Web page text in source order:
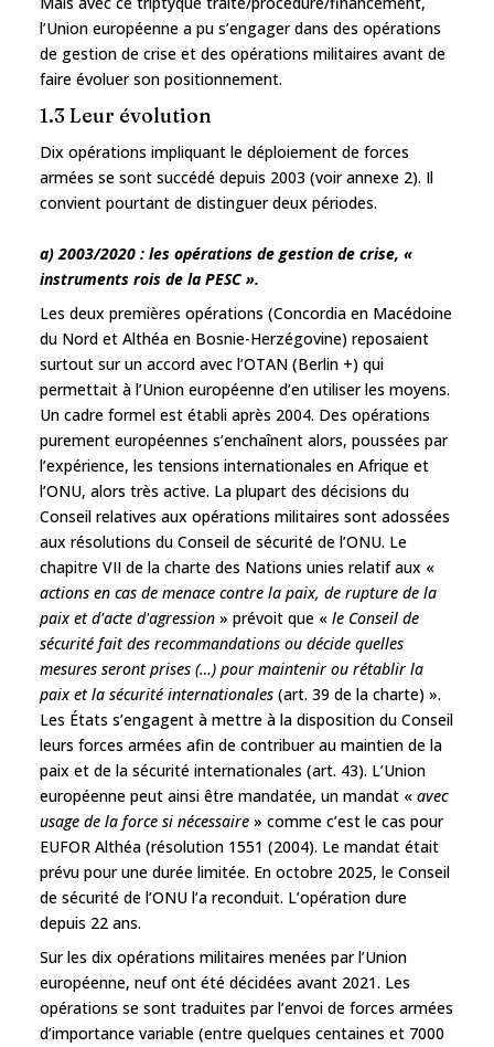
l’Union européenne a pu s’engager dans des opérations
de gestion de crise et des opérations militaires avant de
faire évoluer son positionnement.
1.3 Leur évolution
Dix opérations impliquant le déploiement de forces
armées se sont succédé depuis 2003 (voir annexe 2). Il
convient pourtant de distinguer deux périodes.
a) 2003/2020 : les opérations de gestion de crise, «
instruments rois de la PESC ».
Les deux premières opérations (Concordia en Macédoine
du Nord et Althéa en Bosnie-Herzégovine) reposaient
surtout sur un accord avec l’OTAN (Berlin +) qui
permettait à l’Union européenne d’en utiliser les moyens.
Un cadre formel est établi après 2004. Des opérations
purement européennes s’enchaînent alors, poussées par
l’expérience, les tensions internationales en Afrique et
l’ONU, alors très active. La plupart des décisions du
Conseil relatives aux opérations militaires sont adossées
aux résolutions du Conseil de sécurité de l’ONU. Le
chapitre VII de la charte des Nations unies relatif aux «
actions en cas de menace contre la paix, de rupture de la
paix et d'acte d'agression » prévoit que « le Conseil de
sécurité fait des recommandations ou décide quelles
mesures seront prises (…) pour maintenir ou rétablir la
paix et la sécurité internationales (art. 39 de la charte) ».
Les États s’engagent à mettre à la disposition du Conseil
leurs forces armées afin de contribuer au maintien de la
paix et de la sécurité internationales (art. 43). L’Union
européenne peut ainsi être mandatée, un mandat « avec
usage de la force si nécessaire » comme c’est le cas pour
EUFOR Althéa (résolution 1551 (2004). Le mandat était
prévu pour une durée limitée. En octobre 2025, le Conseil
de sécurité de l’ONU l’a reconduit. L’opération dure
depuis 22 ans.
Sur les dix opérations militaires menées par l’Union
européenne, neuf ont été décidées avant 2021. Les
opérations se sont traduites par l’envoi de forces armées
d’importance variable (entre quelques centaines et 7000